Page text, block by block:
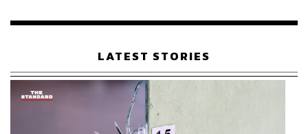
เรือนไทยที่ถูกซุกไว้
LATEST STORIES